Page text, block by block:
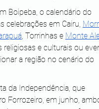
Boipeba, o calendário do
celebrações em Cairu,
, Torrinhas e Monte
religiosas e culturais ou
a região no cenário do
da Independência, que
Forrozeiro, em junho,